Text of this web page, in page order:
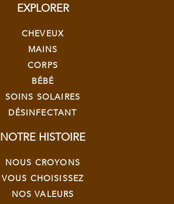
EXPLORER
CHEVEUX
MAINS
CORPS
BÉBÉ
SOINS SOLAIRES
DÉSINFECTANT
NOTRE HISTOIRE
NOUS CROYONS
VOUS CHOISISSEZ
NOS VALEURS